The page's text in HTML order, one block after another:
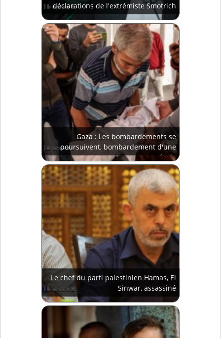
déclarations de l'extrémiste Smotrich
Gaza : Les bombardements se
poursuivent, bombardement d'une
école
Le chef du parti palestinien Hamas, El
Sinwar, assassiné